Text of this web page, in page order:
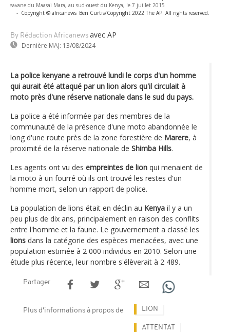
savane du Maasai Mara, au sud-ouest du Kenya, le 7 juillet 2015
- Copyright © africanews Ben Curtis/Copyright 2022 The AP. All rights reserved.
By Rédaction Africanews avec AP
Dernière MAJ: 13/08/2024
La police kenyane a retrouvé lundi le corps d'un homme
qui aurait été attaqué par un lion alors qu'il circulait à
moto près d'une réserve nationale dans le sud du pays.
La police a été informée par des membres de la
communauté de la présence d'une moto abandonnée le
long d'une route près de la zone forestière de Marere, à
proximité de la réserve nationale de Shimba Hills.
Les agents ont vu des empreintes de lion qui menaient de
la moto à un fourré où ils ont trouvé les restes d'un
homme mort, selon un rapport de police.
La population de lions était en déclin au Kenya il y a un
peu plus de dix ans, principalement en raison des conflits
entre l'homme et la faune. Le gouvernement a classé les
lions dans la catégorie des espèces menacées, avec une
population estimée à 2 000 individus en 2010. Selon une
étude plus récente, leur nombre s'élèverait à 2 489.
Partager
Plus d'informations à propos de LION
ATTENTAT